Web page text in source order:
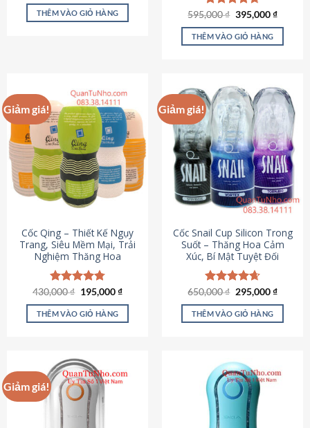
sản
phẩm
là:
895,000 ₫.
tại
THÊM VÀO GIỎ HÀNG
Được xếp
hạng4.64
5 sao
595,000₫ Giá
là:
595,000 ₫.
395,000₫Giá
tại
THÊM VÀO GIỎ HÀNG
Giảm giá!
Cốc Qing – Thiết Kế Ngụy
Trang, Siêu Mềm Mại, Trải
Nghiệm Thăng Hoa
Được xếp
hạng4.78
5 sao
430,000₫ Giá
là:
430,000 ₫.
195,000₫Giá
tại
THÊM VÀO GIỎ HÀNG
Giảm giá!
Cốc Snail Cup Silicon Trong
Suốt – Thăng Hoa Cảm
Xúc, Bí Mật Tuyệt Đối
Được xếp
hạng4.69
5 sao
650,000₫ Giá
là:
650,000 ₫.
295,000₫Giá
tại
THÊM VÀO GIỎ HÀNG
Giảm giá!